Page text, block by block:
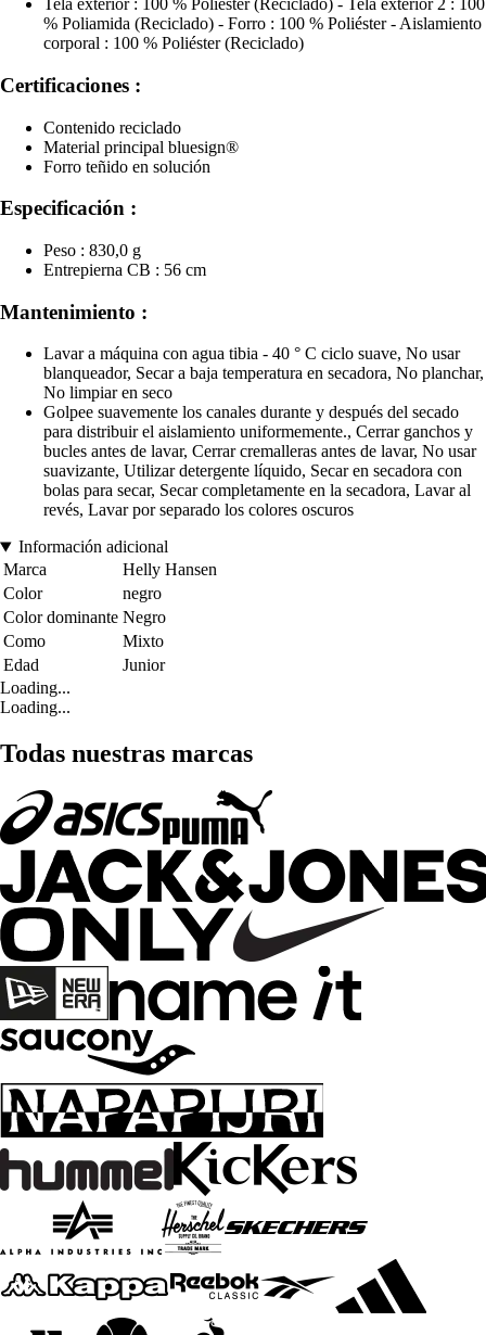
Tela exterior : 100 % Poliéster (Reciclado) - Tela exterior 2 : 100
% Poliamida (Reciclado) - Forro : 100 % Poliéster - Aislamiento
corporal : 100 % Poliéster (Reciclado)
Certificaciones :
Contenido reciclado
Material principal bluesign®
Forro teñido en solución
Especificación :
Peso : 830,0 g
Entrepierna CB : 56 cm
Mantenimiento :
Lavar a máquina con agua tibia - 40 ° C ciclo suave, No usar
blanqueador, Secar a baja temperatura en secadora, No planchar,
No limpiar en seco
Golpee suavemente los canales durante y después del secado
para distribuir el aislamiento uniformemente., Cerrar ganchos y
bucles antes de lavar, Cerrar cremalleras antes de lavar, No usar
suavizante, Utilizar detergente líquido, Secar en secadora con
bolas para secar, Secar completamente en la secadora, Lavar al
revés, Lavar por separado los colores oscuros
Información adicional
Marca
Helly Hansen
Color
negro
Color dominante Negro
Como
Mixto
Edad
Junior
Loading...
Loading...
Todas nuestras marcas